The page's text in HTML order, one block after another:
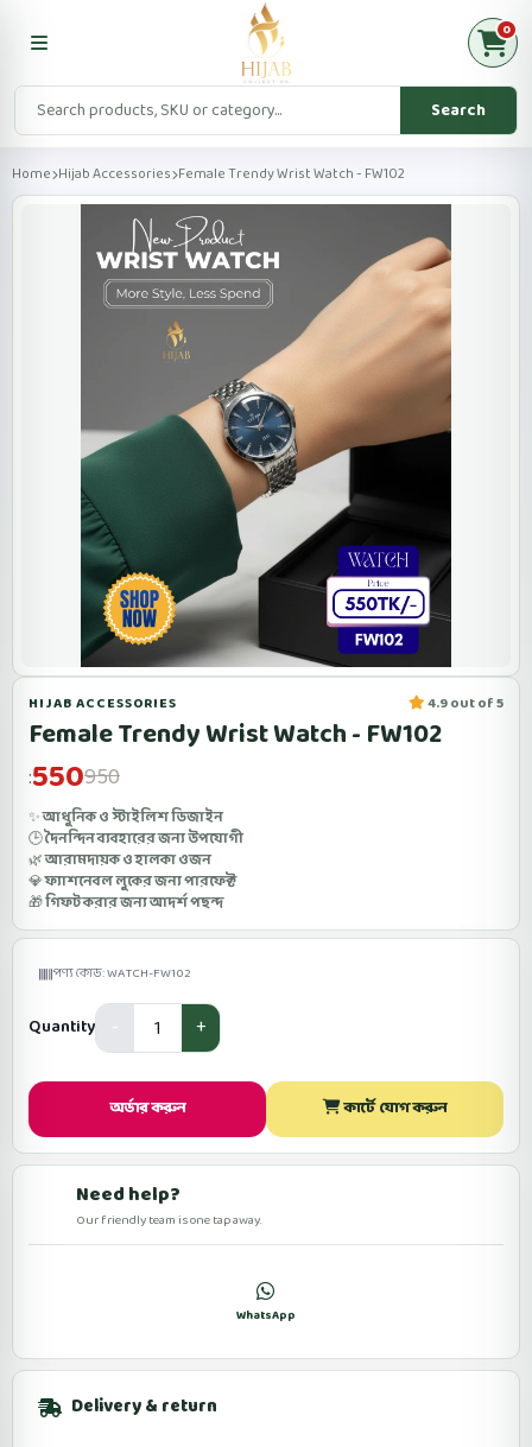
Search
0
Home Hijab Accessories Female Trendy Wrist Watch - FW102
HIJAB ACCESSORIES 4.9 out of 5
Female Trendy Wrist Watch - FW102
:550950
✨আধুনিক ও স্টাইলিশ ডিজাইন
🕒দৈনন্দিন ব্যবহারের জন্য উপযোগী
🌿আরামদায়ক ও হালকা ওজন
💎ফ্যাশনেবল লুকের জন্য পারফেক্ট
🎁গিফট করার জন্য আদর্শ পছন্দ
পণ্য কোড: WATCH-FW102
Quantity
অর্ডার করুন কার্টে যোগ করুন
Need help?
Our friendly team is one tap away.
WhatsApp
Delivery & return